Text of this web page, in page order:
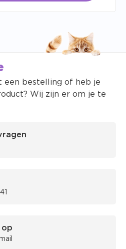
een bestelling of heb je
Wij zijn er om je te
op